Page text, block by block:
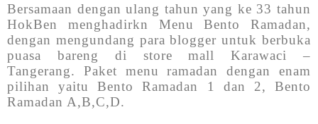
Bersamaan dengan ulang tahun yang ke 33 tahun
HokBen menghadirkn Menu Bento Ramadan,
dengan mengundang para blogger untuk berbuka
puasa bareng di store mall Karawaci –
Tangerang. Paket menu ramadan dengan enam
pilihan yaitu Bento Ramadan 1 dan 2, Bento
Ramadan A,B,C,D.